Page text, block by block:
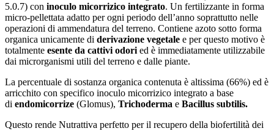
5.0.7) con inoculo micorrizico integrato. Un fertilizzante in forma
micro-pellettata adatto per ogni periodo dell’anno soprattutto nelle
operazioni di ammendatura del terreno. Contiene azoto sotto forma
organica unicamente di derivazione vegetale e per questo motivo è
totalmente esente da cattivi odori ed è immediatamente utilizzabile
dai microrganismi utili del terreno e dalle piante.
La percentuale di sostanza organica contenuta è altissima (66%) ed è
arricchito con specifico inoculo micorrizico integrato a base
di endomicorrize (Glomus), Trichoderma e Bacillus subtilis.
Questo rende Nutrattiva perfetto per il recupero della biofertilità dei